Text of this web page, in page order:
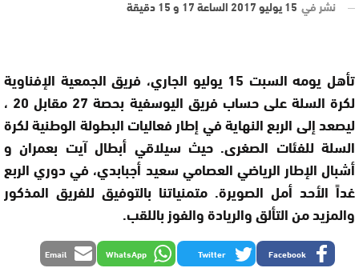
نشر في 15 يوليو 2017 الساعة 17 و 15 دقيقة
تأهل يومه السبت 15 يوليو الجاري، فريق الجمعية الإفناوية
لكرة السلة على حساب فريق اليوسفية بحصة 27 مقابل 20 ،
ليصعد إلى الربع النهاية في إطار فعاليات البطولة الوطنية لكرة
السلة للفئات الصغرى. حيث سيلاقي أبطال آيت بعمران و
أشبال الإطار الرياضي العصامي سعيد أجبابدي، في دوري الربع
غداً الأحد أمل الصويرة. متمنياتنا بالتوفيق للفريق المذكور
والمزيد من التألق والريادة والفوز باللقب.
Facebook
Twitter
WhatsApp
Email